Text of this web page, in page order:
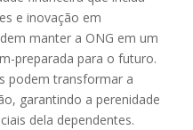
e inovação em
manter a ONG em um
preparada para o futuro.
podem transformar a
garantindo a perenidade
dela dependentes.